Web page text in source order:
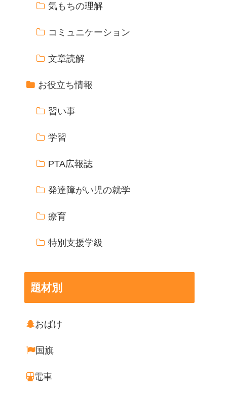
気もちの理解
コミュニケーション
文章読解
お役立ち情報
習い事
学習
PTA広報誌
発達障がい児の就学
療育
特別支援学級
題材別
おばけ
国旗
電車